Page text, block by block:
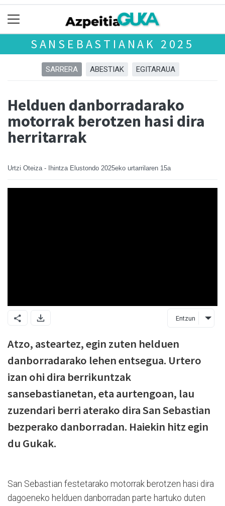
SANSEBASTIANAK 2025
SARRERA ABESTIAK EGITARAUA
Helduen danborradarako
motorrak berotzen hasi dira
herritarrak
Urtzi Oteiza - Ihintza Elustondo 2025eko urtarrilaren 15a
Entzun
Atzo, asteartez, egin zuten helduen
danborradarako lehen entsegua. Urtero
izan ohi dira berrikuntzak
sansebastianetan, eta aurtengoan, lau
zuzendari berri aterako dira San Sebastian
bezperako danborradan. Haiekin hitz egin
du Gukak.
San Sebastian festetarako motorrak berotzen hasi dira
dagoeneko helduen danborradan parte hartuko duten